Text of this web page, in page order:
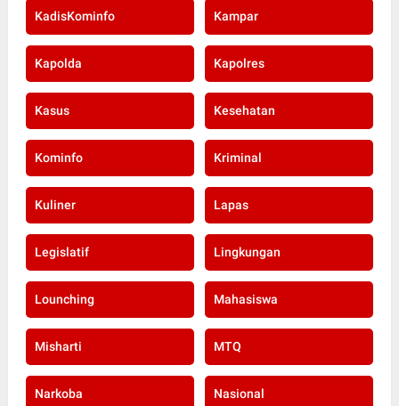
KadisKominfo Kampar
Kapolda Kapolres
Kasus Kesehatan
Kominfo Kriminal
Kuliner Lapas
Legislatif Lingkungan
Lounching Mahasiswa
Misharti MTQ
Narkoba Nasional